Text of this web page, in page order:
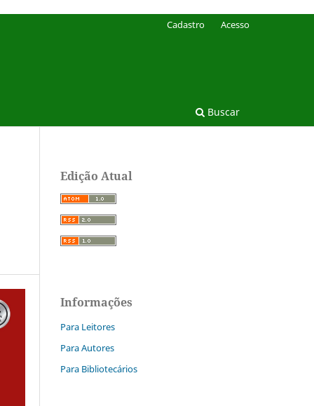
Buscar
Cadastro Acesso
Edição Atual
Informações
Para Leitores
Para Autores
Para Bibliotecários